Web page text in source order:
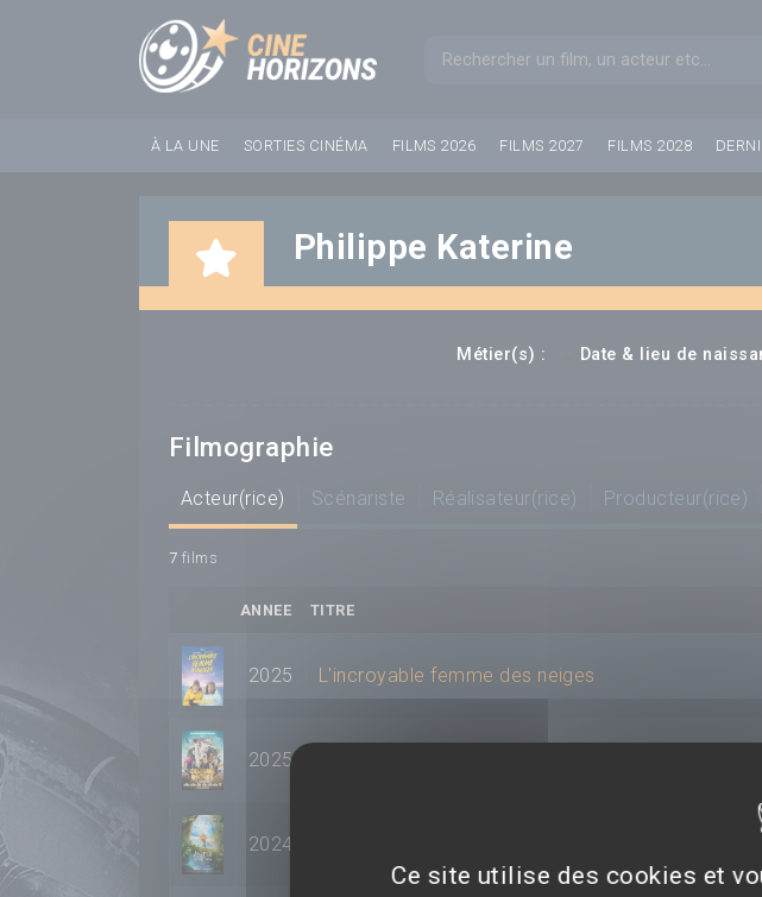
Formulaire de
À LA UNE SORTIES CINÉMA FILMS 2026 FILMS 2027 FILMS 2028
Philippe Katerine
Métier(s) : Date & lieu de
Filmographie
Acteur(rice) Scénariste Réalisateur(rice) Producteur(rice)
7 films
ANNEE TITRE
2025 L'incroyable femme des neiges
2025
2024
Panneau de gestion des cookies
Ce site utilise des cookies et